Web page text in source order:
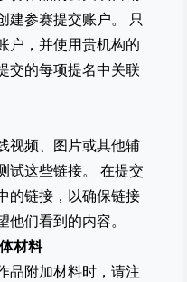
建参赛提交账户。 只
户，并使用贵机构的
交的每项提名中关联
视频、图片或其他辅
试这些链接。 在提交
的链接，以确保链接
们看到的内容。
材料
品附加材料时，请注